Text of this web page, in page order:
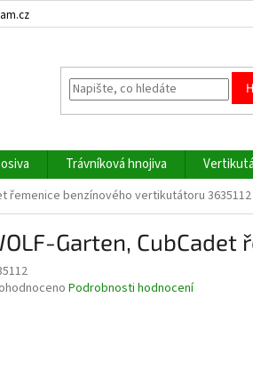
Trávníková hnojiva
řemenice benzínového vertikutátoru 3635112
Garten,
Podrobnosti hodnocení